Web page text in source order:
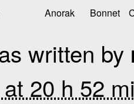
Anorak Bonnet
written by
20 h 52